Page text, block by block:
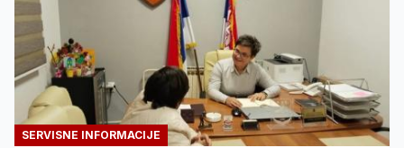
SERVISNE INFORMACIJE